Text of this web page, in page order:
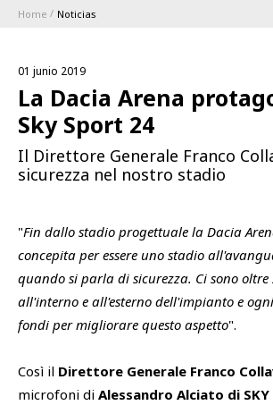
1896 MEMBERSHIP
Serie A
Coppa Italia
Classifiche
BLUENERGY
MEETING CENTER
SQUADRE
Home Noticias
01 junio 2019
La Dacia Arena
Sky Sport 24
Il Direttore Generale Franco
sicurezza nel nostro stadio
"Fin dallo stadio progettuale la Dacia
concepita per essere uno stadio
quando si parla di sicurezza. Ci sono oltre
all'interno e all'esterno dell'impianto e
fondi per migliorare questo aspetto".
Così il Direttore Generale Franco
microfoni di Alessandro Alciato di